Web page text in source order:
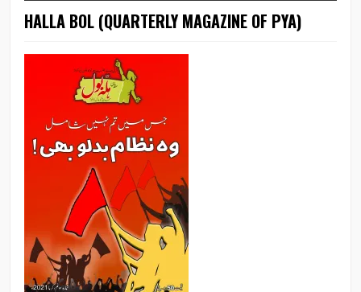
HALLA BOL (QUARTERLY MAGAZINE OF PYA)